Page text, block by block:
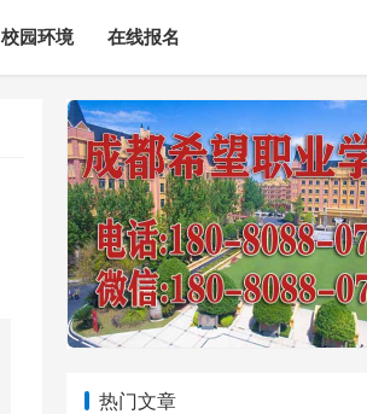
校园环境 在线报名
热门文章